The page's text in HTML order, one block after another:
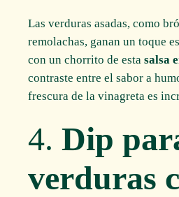
Las verduras asadas, como
remolachas, ganan un toque
con un chorrito de estasalsa
contraste entre el sabor a
frescura de la vinagreta es
4.Dip
verduras